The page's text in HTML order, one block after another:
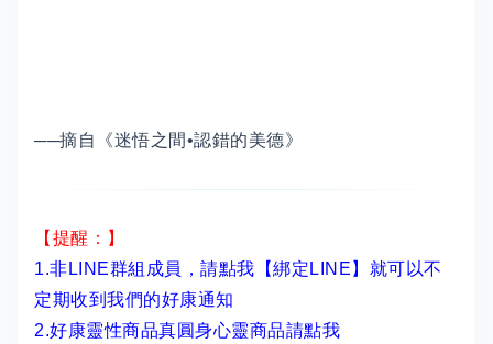
──摘自《迷悟之間•認錯的美德》
【提醒：】
1.非LINE群組成員， 請點我【綁定LINE】 就可以不
定期收到我們的好康通知
2.好康靈性商品真圓身心靈商品請點我